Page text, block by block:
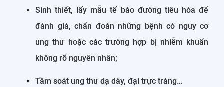
Sinh thiết, lấy mẫu tế bào đường tiêu hóa để
đánh giá, chẩn đoán những bệnh có nguy cơ
ung thư hoặc các trường hợp bị nhiễm khuẩn
không rõ nguyên nhân;
Tầm soát ung thư dạ dày, đại trực tràng…